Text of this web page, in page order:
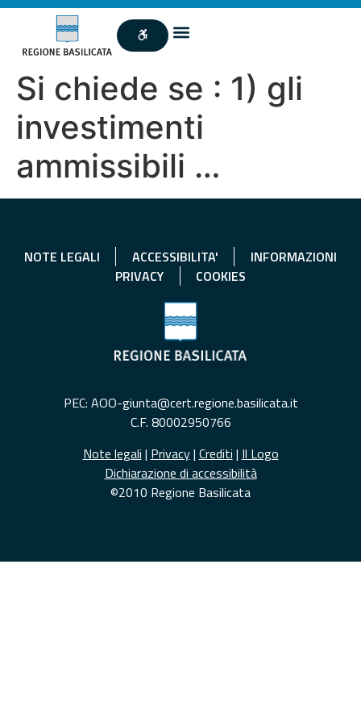
Si chiede se : 1) gli
investimenti
ammissibili …
NOTE LEGALI ACCESSIBILITA'
INFORMAZIONI
PRIVACY
COOKIES
PEC: AOO-giunta@cert.regione.basilicata.it
C.F. 80002950766
Note legali | Privacy| Crediti | Il Logo
Dichiarazione di accessibilità
©2010 Regione Basilicata